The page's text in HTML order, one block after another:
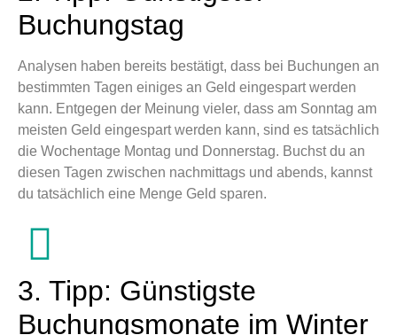
Buchungstag
Analysen haben bereits bestätigt, dass bei Buchungen an
bestimmten Tagen einiges an Geld eingespart werden
kann. Entgegen der Meinung vieler, dass am Sonntag am
meisten Geld eingespart werden kann, sind es tatsächlich
die Wochentage Montag und Donnerstag. Buchst du an
diesen Tagen zwischen nachmittags und abends, kannst
du tatsächlich eine Menge Geld sparen.
3. Tipp: Günstigste
Buchungsmonate im Winter